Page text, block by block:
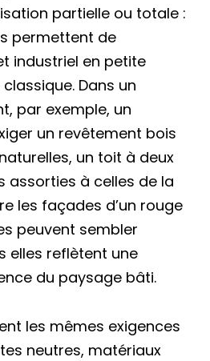
partielle ou totale :
permettent de
industriel en petite
Dans un
par exemple, un
un revêtement bois
un toit à deux
assorties à celles de la
les façades d’un rouge
peuvent sembler
elles reflètent une
du paysage bâti.
les mêmes exigences
neutres, matériaux